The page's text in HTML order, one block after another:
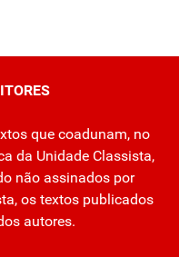
que coadunam, no
da Unidade Classista,
não assinados por
os textos publicados
autores.